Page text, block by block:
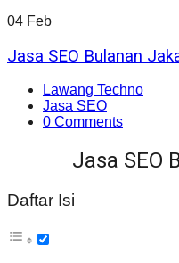
04 Feb
Jasa SEO Bulanan
Lawang Techno
Jasa SEO
0 Comments
Jasa SEO
Daftar Isi